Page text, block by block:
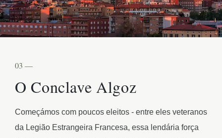
03 —
O Conclave Algoz
Começámos com poucos eleitos - entre eles veteranos
da Legião Estrangeira Francesa, essa lendária força